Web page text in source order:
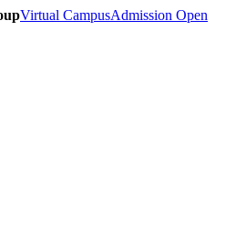
Virtual CampusAdmission Open